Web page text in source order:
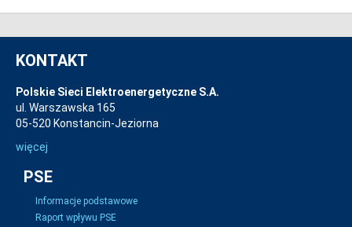
KONTAKT
Polskie Sieci Elektroenergetyczne S.A.
ul. Warszawska 165
05-520 Konstancin-Jeziorna
więcej
PSE
Informacje podstawowe
Raport wpływu PSE